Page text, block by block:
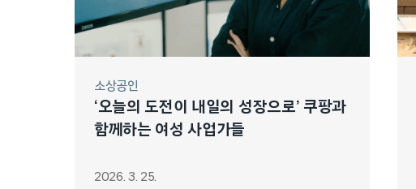
소상공인
‘오늘의 도전이 내일의 성장으로’ 쿠팡과
함께하는 여성 사업가들
2026. 3. 25.